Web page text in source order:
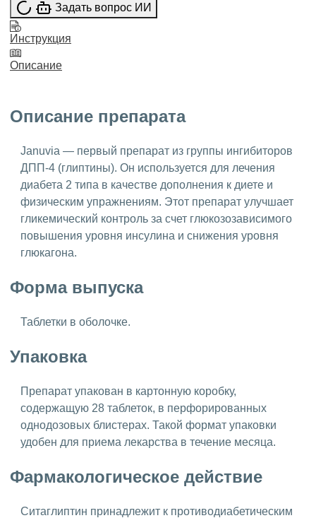
Задать вопрос ИИ
Инструкция
Описание
Описание препарата
Januvia — первый препарат из группы ингибиторов
ДПП-4 (глиптины). Он используется для лечения
диабета 2 типа в качестве дополнения к диете и
физическим упражнениям. Этот препарат улучшает
гликемический контроль за счет глюкозозависимого
повышения уровня инсулина и снижения уровня
глюкагона.
Форма выпуска
Таблетки в оболочке.
Упаковка
Препарат упакован в картонную коробку,
содержащую 28 таблеток, в перфорированных
однодозовых блистерах. Такой формат упаковки
удобен для приема лекарства в течение месяца.
Фармакологическое действие
Ситаглиптин принадлежит к противодиабетическим